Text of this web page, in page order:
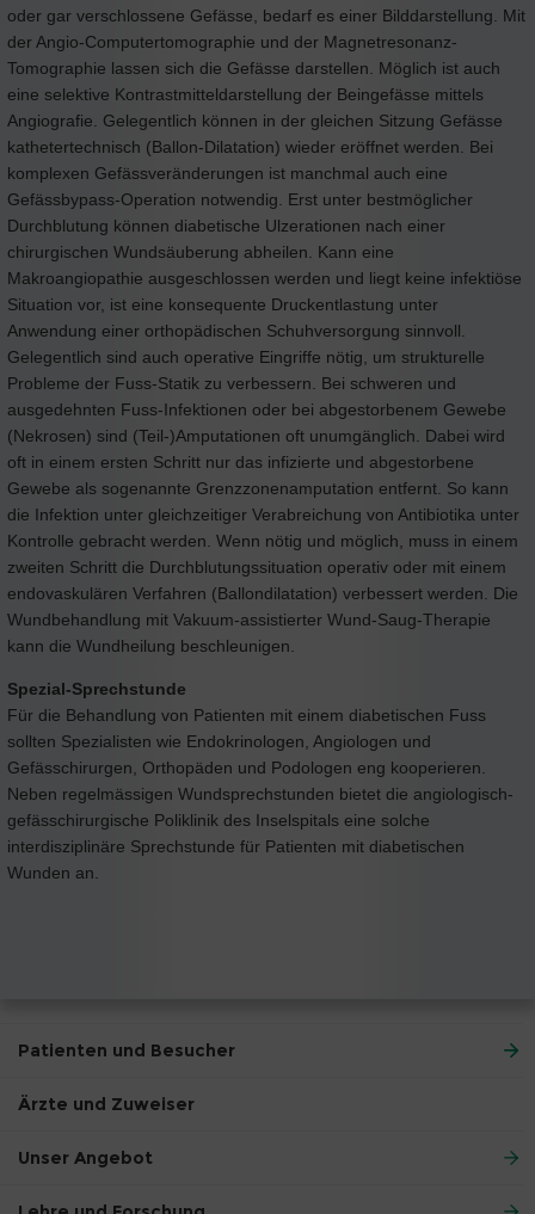
oder gar verschlossene Gefässe, bedarf es einer Bilddarstellung. Mit
der Angio-Computertomographie und der Magnetresonanz-
Tomographie lassen sich die Gefässe darstellen. Möglich ist auch
eine selektive Kontrastmitteldarstellung der Beingefässe mittels
Angiografie. Gelegentlich können in der gleichen Sitzung Gefässe
kathetertechnisch (Ballon-Dilatation) wieder eröffnet werden. Bei
komplexen Gefässveränderungen ist manchmal auch eine
Gefässbypass-Operation notwendig. Erst unter bestmöglicher
Durchblutung können diabetische Ulzerationen nach einer
chirurgischen Wundsäuberung abheilen. Kann eine
Makroangiopathie ausgeschlossen werden und liegt keine infektiöse
Situation vor, ist eine konsequente Druckentlastung unter
Anwendung einer orthopädischen Schuhversorgung sinnvoll.
Gelegentlich sind auch operative Eingriffe nötig, um strukturelle
Probleme der Fuss-Statik zu verbessern. Bei schweren und
ausgedehnten Fuss-Infektionen oder bei abgestorbenem Gewebe
(Nekrosen) sind (Teil-)Amputationen oft unumgänglich. Dabei wird
oft in einem ersten Schritt nur das infizierte und abgestorbene
Gewebe als sogenannte Grenzzonenamputation entfernt. So kann
die Infektion unter gleichzeitiger Verabreichung von Antibiotika unter
Kontrolle gebracht werden. Wenn nötig und möglich, muss in einem
zweiten Schritt die Durchblutungssituation operativ oder mit einem
endovaskulären Verfahren (Ballondilatation) verbessert werden. Die
Wundbehandlung mit Vakuum-assistierter Wund-Saug-Therapie
kann die Wundheilung beschleunigen.
Spezial-Sprechstunde
Für die Behandlung von Patienten mit einem diabetischen Fuss
sollten Spezialisten wie Endokrinologen, Angiologen und
Gefässchirurgen, Orthopäden und Podologen eng kooperieren.
Neben regelmässigen Wundsprechstunden bietet die angiologisch-
gefässchirurgische Poliklinik des Inselspitals eine solche
interdisziplinäre Sprechstunde für Patienten mit diabetischen
Wunden an.
Patienten und Besucher
Ärzte und Zuweiser
Unser Angebot